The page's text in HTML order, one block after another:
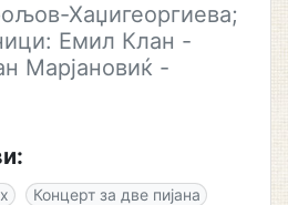
Хаџигеоргиева;
Емил Клан -
Марјановиќ -
Концерт за две пијана